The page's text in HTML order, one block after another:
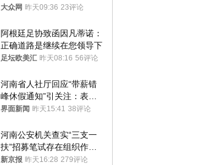
样睡觉更伤身
大众网 昨天09:36 23评论
阿根廷足协致函因凡蒂诺：
正确道路是继续在您领导下
足坛欧美汇 昨天08:16 56评论
河南省人社厅回应“带薪错
峰休假通知”引关注：表述
不够准确，待修改后印发
界面新闻 昨天15:41 38评论
河南公安机关查实“三支一
扶”招募笔试存在组织作弊
犯罪行为
新京报 昨天16:28 279评论